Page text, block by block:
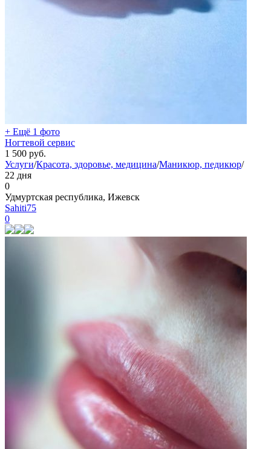
+ Ещё 1 фото
Ногтевой сервис
1 500 руб.
Услуги/Красота, здоровье, медицина/Маникюр, педикюр/
22 дня
0
Удмуртская республика, Ижевск
Sahiti75
0